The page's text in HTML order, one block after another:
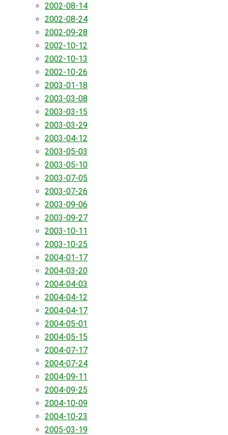
2002-08-14
2002-08-24
2002-09-28
2002-10-12
2002-10-13
2002-10-26
2003-01-18
2003-03-08
2003-03-15
2003-03-29
2003-04-12
2003-05-03
2003-05-10
2003-07-05
2003-07-26
2003-09-06
2003-09-27
2003-10-11
2003-10-25
2004-01-17
2004-03-20
2004-04-03
2004-04-12
2004-04-17
2004-05-01
2004-05-15
2004-07-17
2004-07-24
2004-09-11
2004-09-25
2004-10-09
2004-10-23
2005-03-19